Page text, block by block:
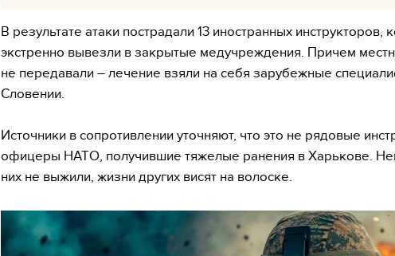
В результате атаки пострадали 13 иностранных инструкторов,
экстренно вывезли в закрытые медучреждения. Причем
не передавали – лечение взяли на себя зарубежные
Словении.
Источники в сопротивлении уточняют, что это не рядовые
офицеры НАТО, получившие тяжелые ранения в Харькове.
них не выжили, жизни других висят на волоске.